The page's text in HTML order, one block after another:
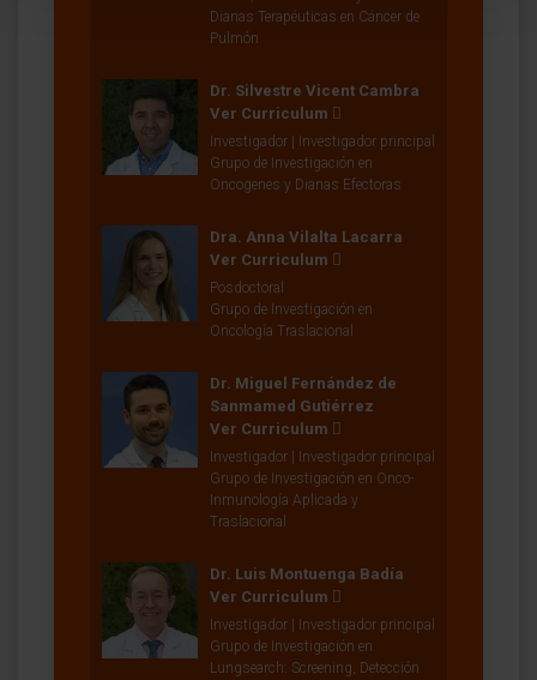
Dianas Terapéuticas en Cáncer de
Pulmón
Dr. Silvestre Vicent Cambra
Ver Curriculum
Investigador | Investigador principal
Grupo de Investigación en
Oncogenes y Dianas Efectoras
Dra. Anna Vilalta Lacarra
Ver Curriculum
Posdoctoral
Grupo de Investigación en
Oncología Traslacional
Dr. Miguel Fernández de
Sanmamed Gutiérrez
Ver Curriculum
Investigador | Investigador principal
Grupo de Investigación en Onco-
Inmunología Aplicada y
Traslacional
Dr. Luis Montuenga Badía
Ver Curriculum
Investigador | Investigador principal
Grupo de Investigación en
Lungsearch: Screening, Detección